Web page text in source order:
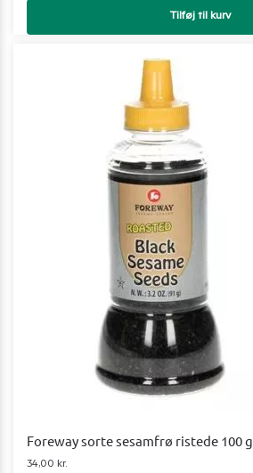
Tilføj til kurv
Foreway sorte sesamfrø ristede 100 g
34,00 kr.